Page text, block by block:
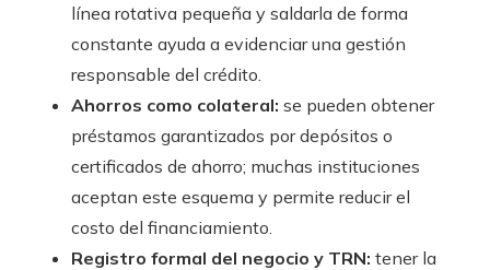
línea rotativa pequeña y saldarla de forma
constante ayuda a evidenciar una gestión
responsable del crédito.
Ahorros como colateral: se pueden obtener
préstamos garantizados por depósitos o
certificados de ahorro; muchas instituciones
aceptan este esquema y permite reducir el
costo del financiamiento.
Registro formal del negocio y TRN: tener la